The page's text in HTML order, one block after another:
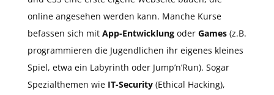
online angesehen werden kann. Manche Kurse
befassen sich mit App-Entwicklung oder Games (z.B.
programmieren die Jugendlichen ihr eigenes kleines
Spiel, etwa ein Labyrinth oder Jump’n’Run). Sogar
Spezialthemen wie IT-Security (Ethical Hacking),